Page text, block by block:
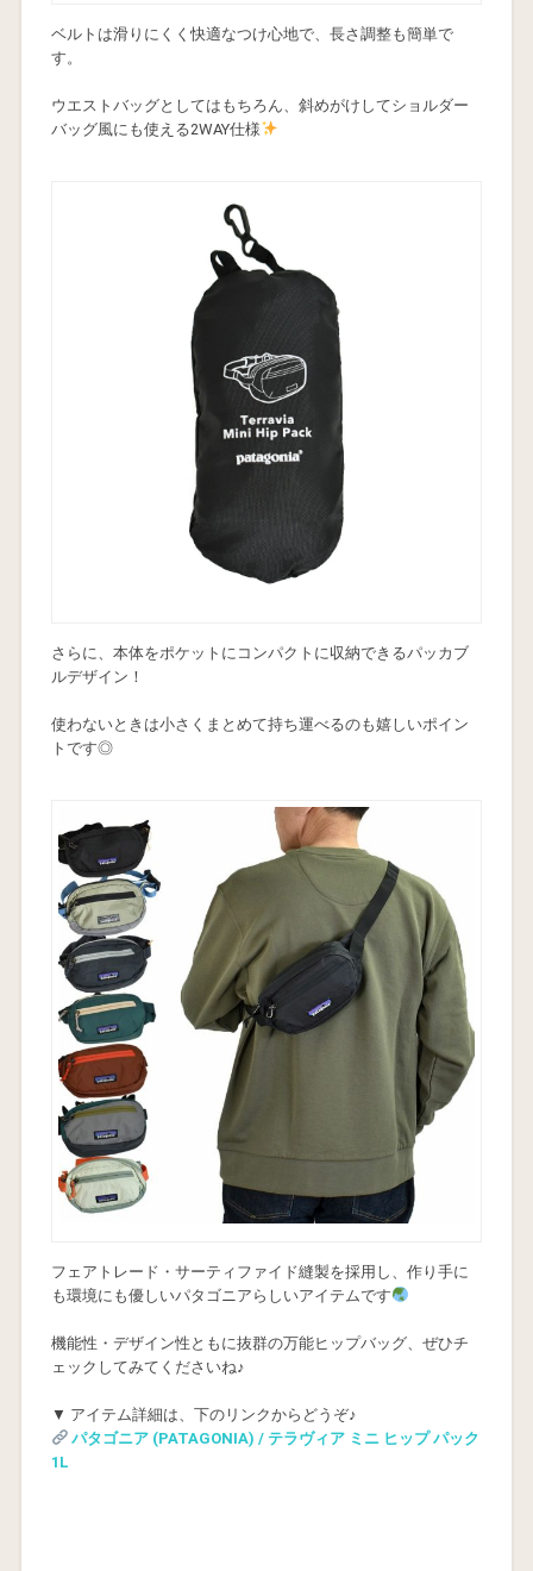
ベルトは滑りにくく快適なつけ心地で、長さ調整も簡単で
す。
ウエストバッグとしてはもちろん、斜めがけしてショルダー
バッグ風にも使える2WAY仕様
さらに、本体をポケットにコンパクトに収納できるパッカブ
ルデザイン！
使わないときは小さくまとめて持ち運べるのも嬉しいポイン
トです◎
フェアトレード・サーティファイド縫製を採用し、作り手に
も環境にも優しいパタゴニアらしいアイテムです
機能性・デザイン性ともに抜群の万能ヒップバッグ、ぜひチ
ェックしてみてくださいね♪
▼ アイテム詳細は、下のリンクからどうぞ♪
パタゴニア (PATAGONIA) / テラヴィア ミニ ヒップ パック
1L